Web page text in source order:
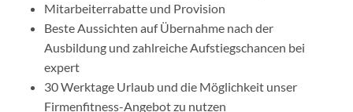
Mitarbeiterrabatte und Provision
Beste Aussichten auf Übernahme nach der
Ausbildung und zahlreiche Aufstiegschancen bei
expert
30 Werktage Urlaub und die Möglichkeit unser
Firmenfitness-Angebot zu nutzen